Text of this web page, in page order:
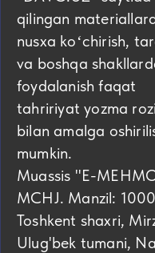
qilingan
nusxa koʻchirish,
va boshqa
foydalanish faqat
tahririyat yozma
bilan amalga
mumkin.
Muassis "E-
MCHJ. Manzil:
Toshkent shaxri,
Ulug'bek tumani,